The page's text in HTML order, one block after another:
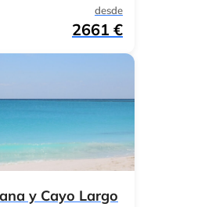
desde
2661 €
y Cayo Largo